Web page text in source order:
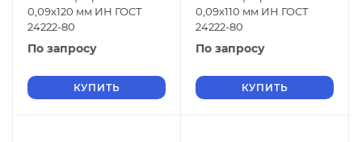
0,09х120 мм ИН ГОСТ
24222-80
По запросу
КУПИТЬ
0,09х110 мм ИН ГОСТ
24222-80
По запросу
КУПИТЬ